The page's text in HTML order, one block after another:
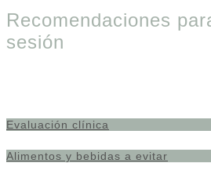
Recomendaciones
sesión
Evaluación clínica
Alimentos y bebidas a evitar